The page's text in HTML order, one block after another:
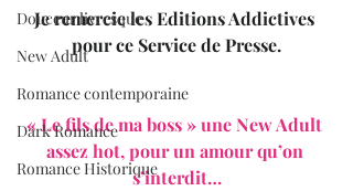
Douceur livresque
New Adult
Romance contemporaine
Dark Romance
Romance Historique
Je remercie les Editions Addictives
pour ce Service de Presse.
« Le fils de ma boss » une New Adult
assez hot, pour un amour qu’on
s’interdit…